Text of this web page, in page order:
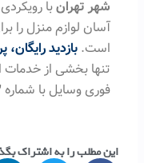
شهر تهرانبا
آسان لوازم منزل را
است.بازدید
تنها بخشی از
فوری وسایل با شماره
این مطلب را به اشتراک